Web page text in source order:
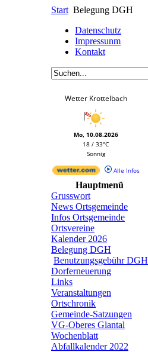
Start Belegung DGH
Datenschutz
Impressunm
Kontakt
Wetter Krottelbach
Mo, 10.08.2026
18 / 33°C
Sonnig
Alle Infos
Hauptmenü
Grusswort
News Ortsgemeinde
Infos Ortsgemeinde
Ortsvereine
Kalender 2026
Belegung DGH
Benutzungsgebühr DGH
Dorferneuerung
Links
Veranstaltungen
Ortschronik
Gemeinde-Satzungen
VG-Oberes Glantal
Wochenblatt
Abfallkalender 2022